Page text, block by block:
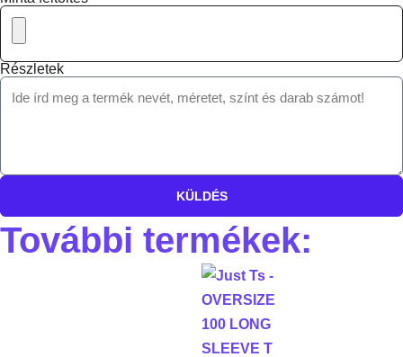
Részletek
KÜLDÉS
További termékek: